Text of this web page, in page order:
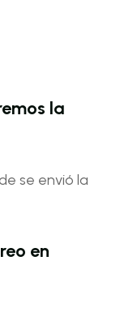
la
se envió la
en